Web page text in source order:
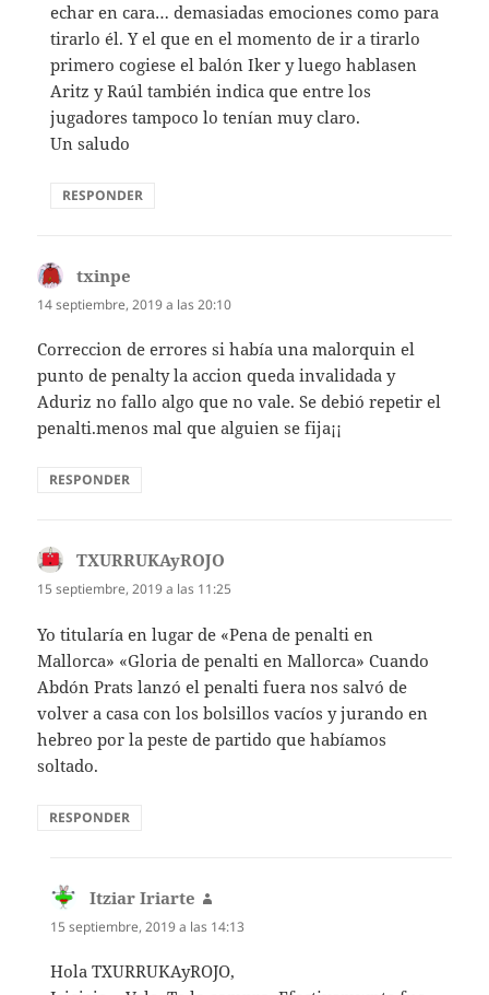
echar en cara… demasiadas emociones como para
tirarlo él. Y el que en el momento de ir a tirarlo
primero cogiese el balón Iker y luego hablasen
Aritz y Raúl también indica que entre los
jugadores tampoco lo tenían muy claro.
Un saludo
RESPONDER
txinpe
14 septiembre, 2019 a las 20:10
Correccion de errores si había una malorquin el
punto de penalty la accion queda invalidada y
Aduriz no fallo algo que no vale. Se debió repetir el
penalti.menos mal que alguien se fija¡¡
RESPONDER
TXURRUKAyROJO
15 septiembre, 2019 a las 11:25
Yo titularía en lugar de «Pena de penalti en
Mallorca» «Gloria de penalti en Mallorca» Cuando
Abdón Prats lanzó el penalti fuera nos salvó de
volver a casa con los bolsillos vacíos y jurando en
hebreo por la peste de partido que habíamos
soltado.
RESPONDER
Itziar Iriarte
15 septiembre, 2019 a las 14:13
Hola TXURRUKAyROJO,